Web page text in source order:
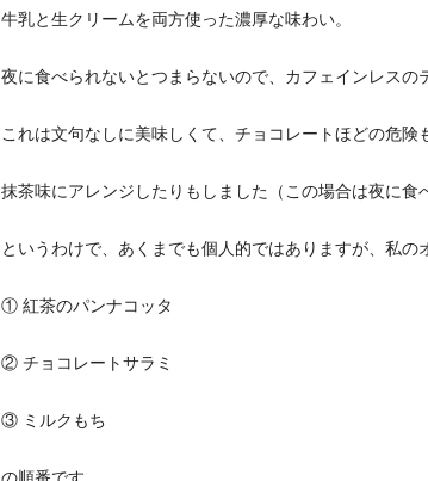
牛乳と生クリームを両方使った濃厚な味わい。
夜に食べられないとつまらないので、カフェインレスの
これは文句なしに美味しくて、チョコレートほどの危険
抹茶味にアレンジしたりもしました（この場合は夜に食
というわけで、あくまでも個人的ではありますが、私の
① 紅茶のパンナコッタ
② チョコレートサラミ
③ ミルクもち